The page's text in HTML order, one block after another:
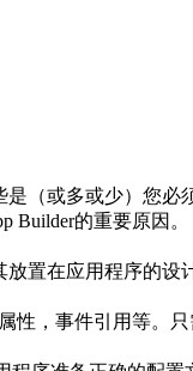
是（或多或少）您
Builder的重要原因。
置在应用程序的
性，事件引用等。只